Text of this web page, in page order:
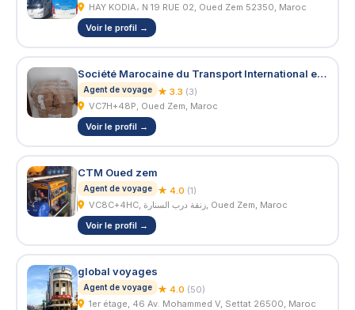
HAY KODIA، N 19 RUE 02, Oued Zem 52350, Maroc
Voir le profil →
Société Marocaine du Transport International et Tourisme
Agent de voyage ★ 3.3 (3)
VC7H+48P, Oued Zem, Maroc
Voir le profil →
CTM Oued zem
Agent de voyage ★ 4.0 (1)
VC8C+4HC, زنقة درب السنارة, Oued Zem, Maroc
Voir le profil →
global voyages
Agent de voyage ★ 4.0 (50)
1er étage, 46 Av. Mohammed V, Settat 26500, Maroc